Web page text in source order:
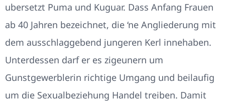
ubersetzt Puma und Kuguar. Dass Anfang Frauen
ab 40 Jahren bezeichnet, die ‘ne Angliederung mit
dem ausschlaggebend jungeren Kerl innehaben.
Unterdessen darf er es zigeunern um
Gunstgewerblerin richtige Umgang und beilaufig
um die Sexualbeziehung Handel treiben. Damit